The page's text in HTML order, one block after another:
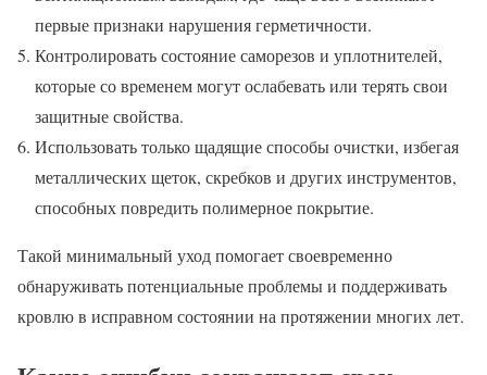
первые признаки нарушения герметичности.
Контролировать состояние саморезов и уплотнителей,
которые со временем могут ослабевать или терять свои
защитные свойства.
Использовать только щадящие способы очистки, избегая
металлических щеток, скребков и других инструментов,
способных повредить полимерное покрытие.
Такой минимальный уход помогает своевременно
обнаруживать потенциальные проблемы и поддерживать
кровлю в исправном состоянии на протяжении многих лет.